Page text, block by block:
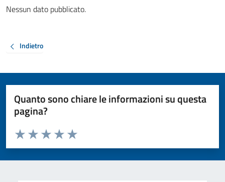
Nessun dato pubblicato.
Indietro
Quanto sono chiare le informazioni su questa
pagina?
Valuta da 1 a 5 stelle la pagina
Valuta 5 stelle su 5
Valuta 4 stelle su 5
Valuta 3 stelle su 5
Valuta 2 stelle su 5
Valuta 1 stelle su 5